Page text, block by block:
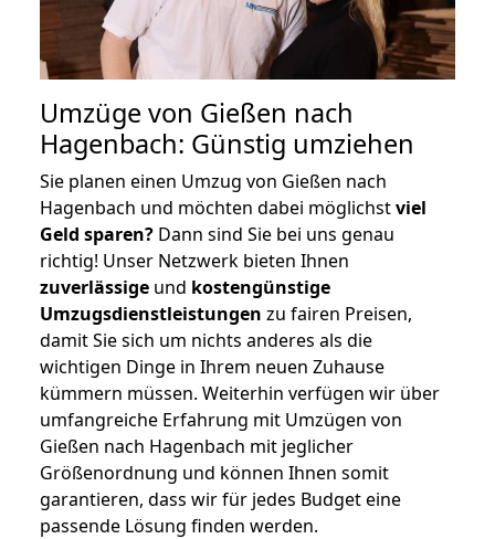
Umzüge von Gießen nach
Hagenbach: Günstig umziehen
Sie planen einen Umzug von Gießen nach
Hagenbach und möchten dabei möglichstviel
Geld sparen? Dann sind Sie bei uns genau
richtig! Unser Netzwerk bieten Ihnen
zuverlässige und kostengünstige
Umzugsdienstleistungen zu fairen Preisen,
damit Sie sich um nichts anderes als die
wichtigen Dinge in Ihrem neuen Zuhause
kümmern müssen. Weiterhin verfügen wir über
umfangreiche Erfahrung mit Umzügen von
Gießen nach Hagenbach mit jeglicher
Größenordnung und können Ihnen somit
garantieren, dass wir für jedes Budget eine
passende Lösung finden werden.